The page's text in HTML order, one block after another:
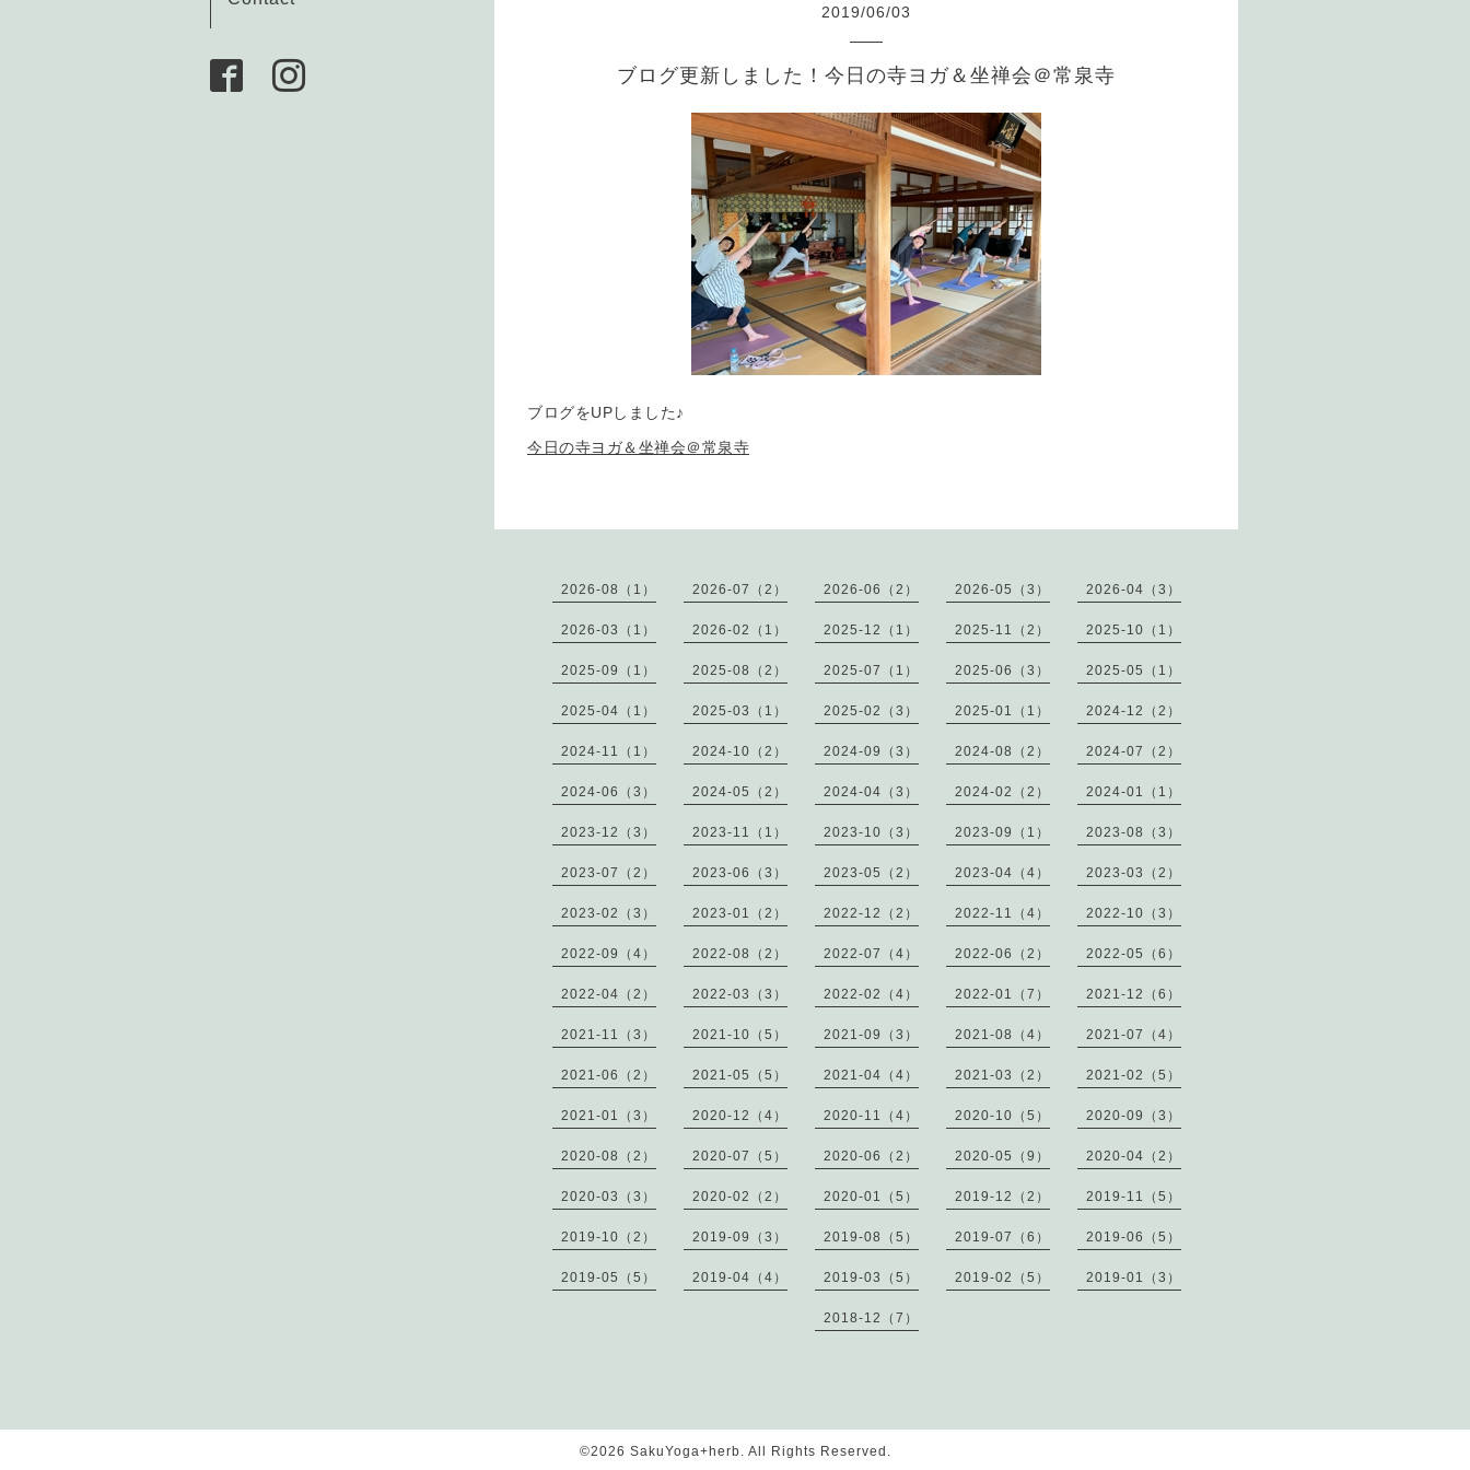
2019/06/03
ブログ更新しました！今日の寺ヨガ＆坐禅会＠常泉寺
ブログをUPしました♪
今日の寺ヨガ＆坐禅会＠常泉寺
2026-08（1） 2026-07（2） 2026-06（2） 2026-05（3） 2026-04（3）
2026-03（1） 2026-02（1） 2025-12（1） 2025-11（2） 2025-10（1）
2025-09（1） 2025-08（2） 2025-07（1） 2025-06（3） 2025-05（1）
2025-04（1） 2025-03（1） 2025-02（3） 2025-01（1） 2024-12（2）
2024-11（1） 2024-10（2） 2024-09（3） 2024-08（2） 2024-07（2）
2024-06（3） 2024-05（2） 2024-04（3） 2024-02（2） 2024-01（1）
2023-12（3） 2023-11（1） 2023-10（3） 2023-09（1） 2023-08（3）
2023-07（2） 2023-06（3） 2023-05（2） 2023-04（4） 2023-03（2）
2023-02（3） 2023-01（2） 2022-12（2） 2022-11（4） 2022-10（3）
2022-09（4） 2022-08（2） 2022-07（4） 2022-06（2） 2022-05（6）
2022-04（2） 2022-03（3） 2022-02（4） 2022-01（7） 2021-12（6）
2021-11（3） 2021-10（5） 2021-09（3） 2021-08（4） 2021-07（4）
2021-06（2） 2021-05（5） 2021-04（4） 2021-03（2） 2021-02（5）
2021-01（3） 2020-12（4） 2020-11（4） 2020-10（5） 2020-09（3）
2020-08（2） 2020-07（5） 2020-06（2） 2020-05（9） 2020-04（2）
2020-03（3） 2020-02（2） 2020-01（5） 2019-12（2） 2019-11（5）
2019-10（2） 2019-09（3） 2019-08（5） 2019-07（6） 2019-06（5）
2019-05（5） 2019-04（4） 2019-03（5） 2019-02（5） 2019-01（3）
2018-12（7）
©2026 SakuYoga+herb. All Rights Reserved.